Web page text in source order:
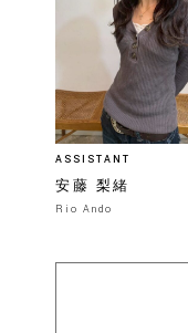
ASSISTANT
安藤 梨緒
Rio Ando